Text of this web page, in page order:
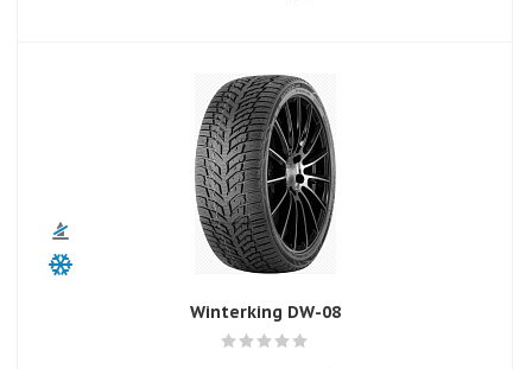
Winterking DW-08